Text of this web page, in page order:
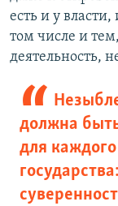
есть и у
том числе и
деятельность,
должна
для